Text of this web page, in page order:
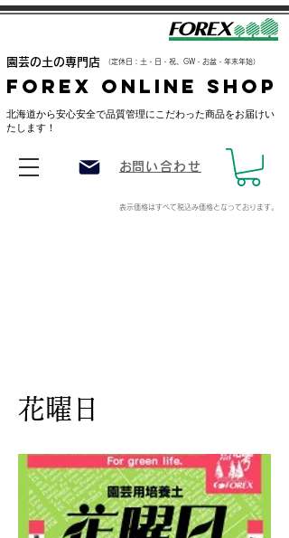
​園芸の土の専門店
FOREX ONLINE SHOP
表示価格はすべて税込み価格となっております。
（定休日：土・日・祝、GW・お盆・年末年始）
​お問い合わせ
​北海道から安心安全で品質管理にこだわった商品をお届けい
たします！
花曜日